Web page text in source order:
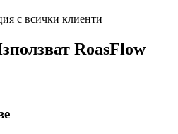
с всички клиенти
RoasFlow